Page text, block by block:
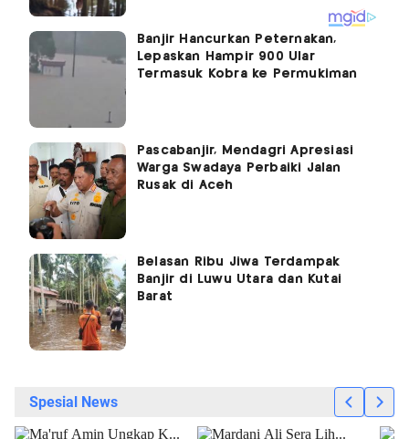
Banjir Hancurkan Peternakan,
Lepaskan Hampir 900 Ular
Termasuk Kobra ke Permukiman
Pascabanjir, Mendagri Apresiasi
Warga Swadaya Perbaiki Jalan
Rusak di Aceh
Belasan Ribu Jiwa Terdampak
Banjir di Luwu Utara dan Kutai
Barat